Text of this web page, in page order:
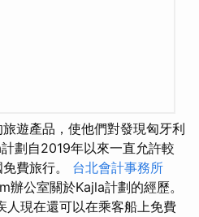
遊產品，使他們對發現匈牙利
劃自2019年以來一直允許較
費旅行。 台北會計事務所
公室關於Kajla計劃的經歷。
人現在還可以在乘客船上免費